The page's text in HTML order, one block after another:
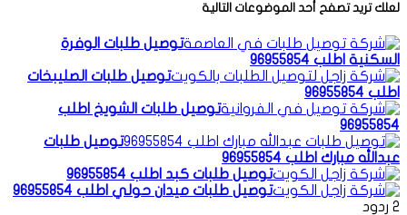
لعلك تريد تصفح أحد الموضوعات التالية
توصيل طلبات الوفرة
السكنية اطلب 96955854
توصيل طلبات الصليبخات
اطلب 96955854
توصيل طلبات الشويخ اطلب
96955854
توصيل طلبات
عبدالله مبارك اطلب 96955854
توصيل طلبات كبد اطلب 96955854
توصيل طلبات ميدان حولي اطلب 96955854
2 ردود